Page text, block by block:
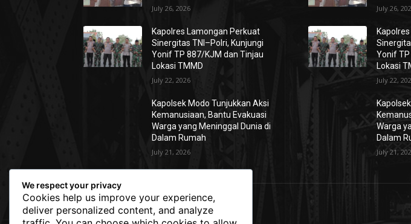
July 26, 2026
Kapolres Lamongan Perkuat
Sinergitas TNI–Polri, Kunjungi
Yonif TP 887/KJM dan Tinjau
Lokasi TMMD
July 22, 2026
Kapolsek Modo Tunjukkan Aksi
Kemanusiaan, Bantu Evakuasi
Warga yang Meninggal Dunia di
Dalam Rumah
July 21, 2026
July 26,
Yonif
Lokasi
July 22,
Warga
Dalam
July 21,
We respect your privacy
Cookies help us improve your experience,
deliver personalized content, and analyze